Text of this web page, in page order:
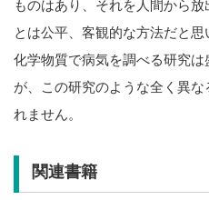
ものはあり、それを人間から
とは公平、客観的な方法だと
化学物質で病気を調べる研究
が、この研究のような全く異
れません。
関連書籍